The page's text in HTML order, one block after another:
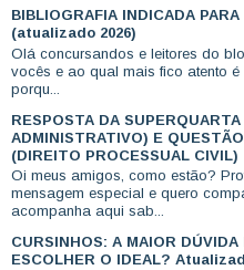
BIBLIOGRAFIA INDICADA
(atualizado 2026)
Olá concursandos e leitores do
vocês e ao qual mais fico atento
porqu...
RESPOSTA DA
ADMINISTRATIVO) E
(DIREITO PROCESSUAL CIVIL)
Oi meus amigos, como estão?
mensagem especial e quero
acompanha aqui sab...
CURSINHOS: A MAIOR
ESCOLHER O IDEAL?